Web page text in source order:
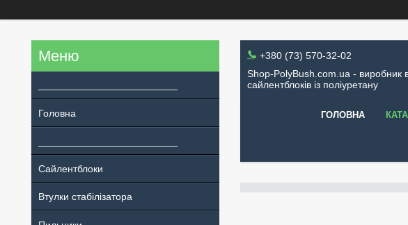
+380 (73) 570-32-02
Shop-PolyBush.com.ua - виробник
сайлентблоків із поліуретану
ГОЛОВНА
Головна
Сайлентблоки
Втулки стабілізатора